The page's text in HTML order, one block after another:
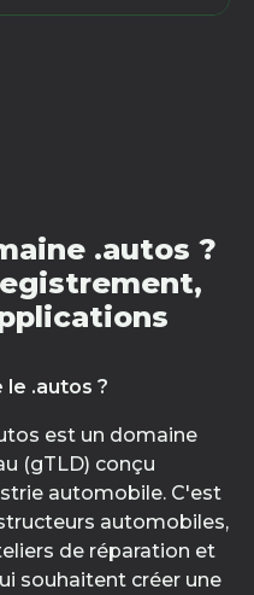
.autos ?
.autos ?
est un domaine
(gTLD) conçu
automobile. C'est
automobiles,
de réparation et
souhaitent créer une